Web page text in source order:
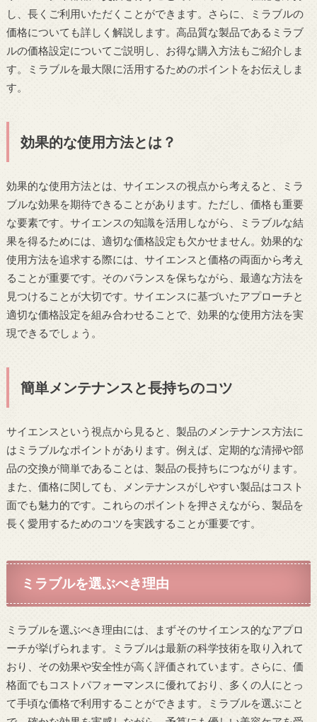
し、長くご利用いただくことができます。さらに、ミラブルの
価格についても詳しく解説します。高品質な製品であるミラブ
ルの価格設定についてご説明し、お得な購入方法もご紹介しま
す。ミラブルを最大限に活用するためのポイントをお伝えしま
す。
効果的な使用方法とは？
効果的な使用方法とは、サイエンスの視点から考えると、ミラ
ブルな効果を期待できることがあります。ただし、価格も重要
な要素です。サイエンスの知識を活用しながら、ミラブルな結
果を得るためには、適切な価格設定も欠かせません。効果的な
使用方法を追求する際には、サイエンスと価格の両面から考え
ることが重要です。そのバランスを保ちながら、最適な方法を
見つけることが大切です。サイエンスに基づいたアプローチと
適切な価格設定を組み合わせることで、効果的な使用方法を実
現できるでしょう。
簡単メンテナンスと長持ちのコツ
サイエンスという視点から見ると、製品のメンテナンス方法に
はミラブルなポイントがあります。例えば、定期的な清掃や部
品の交換が簡単であることは、製品の長持ちにつながります。
また、価格に関しても、メンテナンスがしやすい製品はコスト
面でも魅力的です。これらのポイントを押さえながら、製品を
長く愛用するためのコツを実践することが重要です。
ミラブルを選ぶべき理由
ミラブルを選ぶべき理由には、まずそのサイエンス的なアプロ
ーチが挙げられます。ミラブルは最新の科学技術を取り入れて
おり、その効果や安全性が高く評価されています。さらに、価
格面でもコストパフォーマンスに優れており、多くの人にとっ
て手頃な価格で利用することができます。ミラブルを選ぶこと